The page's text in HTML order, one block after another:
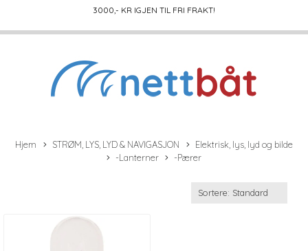
3000,- KR IGJEN TIL FRI FRAKT!
Hjem STRØM, LYS, LYD & NAVIGASJON
Elektrisk, lys, lyd og bilde
-Lanterner
-Pærer